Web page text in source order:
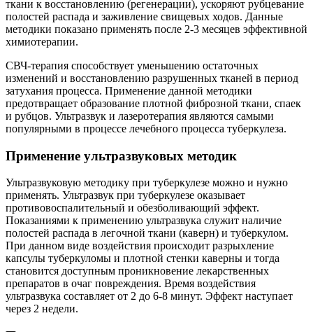
ткани к восстановлению (регенерации), ускоряют рубцевание
полостей распада и заживление свищевых ходов. Данные
методики показано применять после 2-3 месяцев эффективной
химиотерапии.
СВЧ-терапия способствует уменьшению остаточных
изменений и восстановлению разрушенных тканей в период
затухания процесса. Применение данной методики
предотвращает образование плотной фиброзной ткани, спаек
и рубцов. Ультразвук и лазеротерапия являются самыми
популярными в процессе лечебного процесса туберкулеза.
Применение ультразвуковых методик
Ультразвуковую методику при туберкулезе можно и нужно
применять. Ультразвук при туберкулезе оказывает
противовоспалительный и обезболивающий эффект.
Показаниями к применению ультразвука служит наличие
полостей распада в легочной ткани (каверн) и туберкулом.
При данном виде воздействия происходит разрыхление
капсулы туберкуломы и плотной стенки каверны и тогда
становится доступным проникновение лекарственных
препаратов в очаг повреждения. Время воздействия
ультразвука составляет от 2 до 6-8 минут. Эффект наступает
через 2 недели.